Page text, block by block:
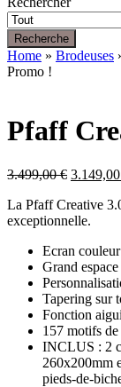
Recherche
Home » Brodeuses
Promo !
Pfaff
3.499,00€ Le
initial
était :
3.149,00
La Pfaff Creative
exceptionnelle.
Ecran
Grand
Tapering sur
Fonction
157 motifs
INCLUS : 2
260x200mm
pieds-de-